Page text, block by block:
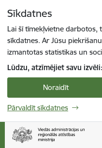
Sīkdatnes
Lai šī tīmekļvietne darbotos,
sīkdatnes. Ar Jūsu
izmantotas statistikas un
Lūdzu, atzīmējiet savu izvēli:
Noraidīt
Pārvaldīt sīkdatnes